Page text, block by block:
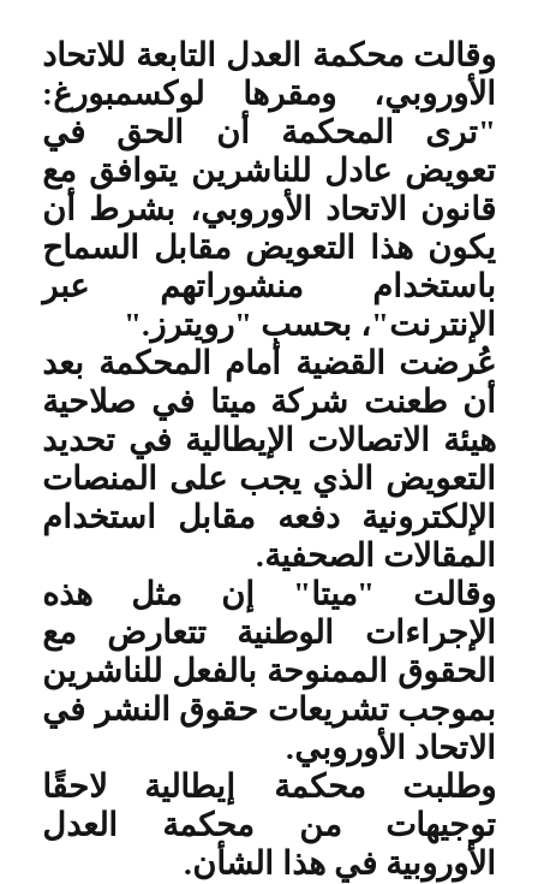
وقالت محكمة العدل التابعة للاتحاد
الأوروبي، ومقرها لوكسمبورغ:
"ترى المحكمة أن الحق في
تعويض عادل للناشرين يتوافق مع
قانون الاتحاد الأوروبي، بشرط أن
يكون هذا التعويض مقابل السماح
باستخدام منشوراتهم عبر
الإنترنت"، بحسب "رويترز ".
عُرضت القضية أمام المحكمة بعد
أن طعنت شركة ميتا في صلاحية
هيئة الاتصالات الإيطالية في تحديد
التعويض الذي يجب على المنصات
الإلكترونية دفعه مقابل استخدام
المقالات الصحفية.
وقالت "ميتا" إن مثل هذه
الإجراءات الوطنية تتعارض مع
الحقوق الممنوحة بالفعل للناشرين
بموجب تشريعات حقوق النشر في
الاتحاد الأوروبي.
وطلبت محكمة إيطالية لاحقًا
توجيهات من محكمة العدل
الأوروبية في هذا الشأن.